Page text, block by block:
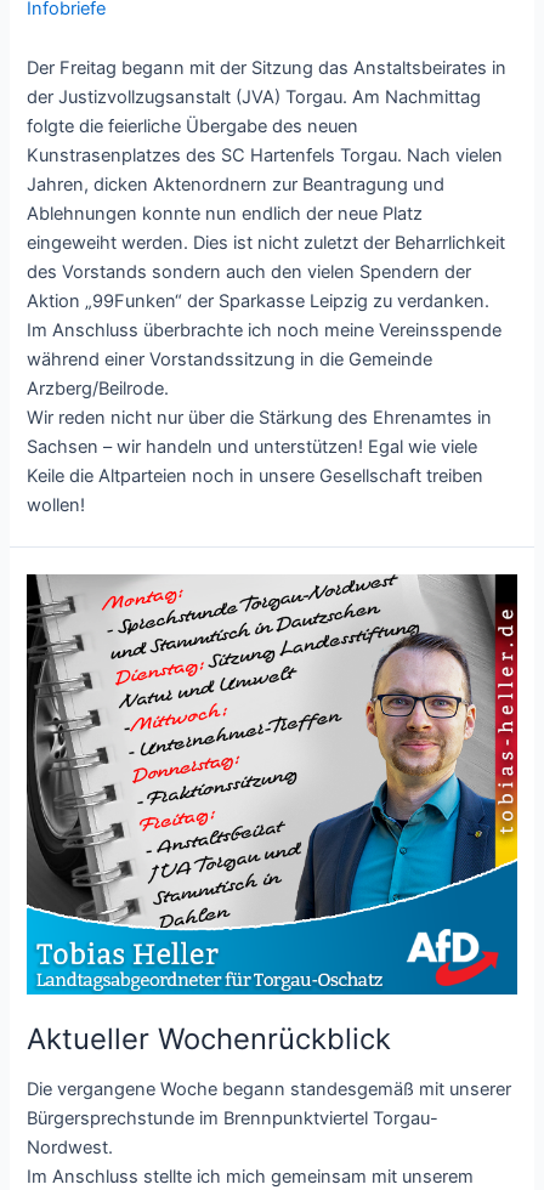
Infobriefe
Der Freitag begann mit der Sitzung das Anstaltsbeirates in
der Justizvollzugsanstalt (JVA) Torgau. Am Nachmittag
folgte die feierliche Übergabe des neuen
Kunstrasenplatzes des SC Hartenfels Torgau. Nach vielen
Jahren, dicken Aktenordnern zur Beantragung und
Ablehnungen konnte nun endlich der neue Platz
eingeweiht werden. Dies ist nicht zuletzt der Beharrlichkeit
des Vorstands sondern auch den vielen Spendern der
Aktion „99Funken“ der Sparkasse Leipzig zu verdanken.
Im Anschluss überbrachte ich noch meine Vereinsspende
während einer Vorstandssitzung in die Gemeinde
Arzberg/Beilrode.
Wir reden nicht nur über die Stärkung des Ehrenamtes in
Sachsen – wir handeln und unterstützen! Egal wie viele
Keile die Altparteien noch in unsere Gesellschaft treiben
wollen!
Aktueller Wochenrückblick
Die vergangene Woche begann standesgemäß mit unserer
Bürgersprechstunde im Brennpunktviertel Torgau-
Nordwest.
Im Anschluss stellte ich mich gemeinsam mit unserem